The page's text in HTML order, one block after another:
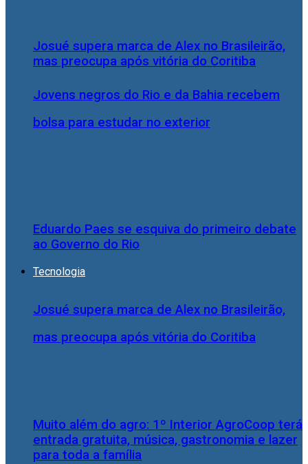
Jovens negros do Rio e da Bahia recebem
bolsa para estudar no exterior
Josué supera marca de Alex no Brasileirão,
mas preocupa após vitória do Coritiba
Josué supera marca de Alex no Brasileirão,
mas preocupa após vitória do Coritiba
Eduardo Paes se esquiva do primeiro debate
ao Governo do Rio
Tecnologia
Muito além do agro: 1º Interior AgroCoop terá
entrada gratuita, música, gastronomia e lazer
para toda a família